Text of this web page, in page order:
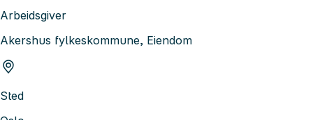
Arbeidsgiver
Akershus fylkeskommune, Eiendom
Sted